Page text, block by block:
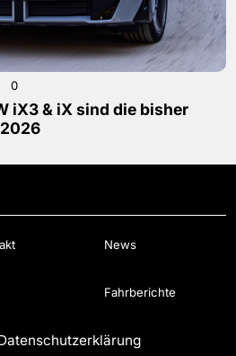
0
iX3 & iX sind die bisher
News
Fahrberichte